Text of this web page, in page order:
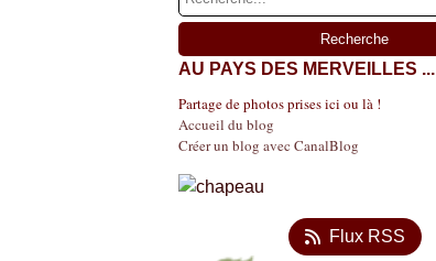
AU PAYS DES MERVEILLES ...
Partage de photos prises ici ou là !
Accueil du blog
Créer un blog avec CanalBlog
Flux RSS